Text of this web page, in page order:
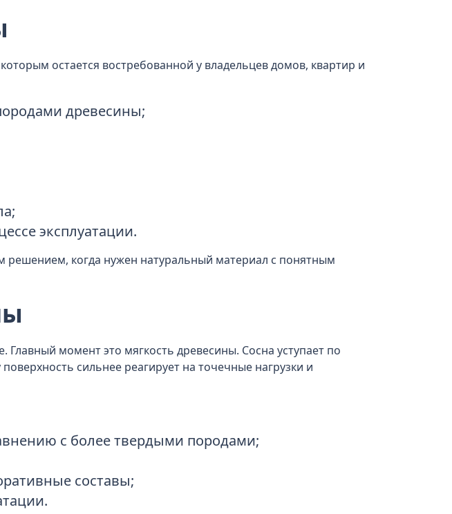
остается востребованной у владельцев домов, квартир и
древесины;
эксплуатации.
когда нужен натуральный материал с понятным
момент это мягкость древесины. Сосна уступает по
сильнее реагирует на точечные нагрузки и
с более твердыми породами;
составы;